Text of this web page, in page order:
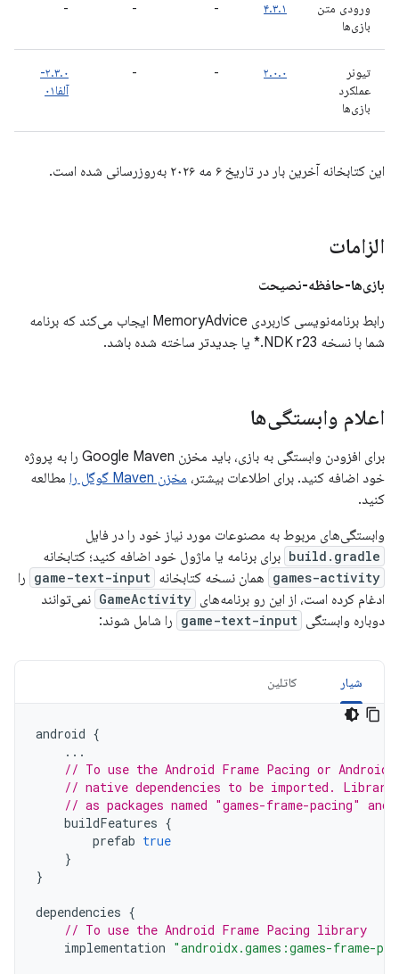
ورودی متن
بازی‌ها
۴.۳.۱ -
-
-
تیونر
عملکرد
بازی‌ها
۲.۰.۰ -
-
۲.۳.۰-
آلفا۰۱
این کتابخانه آخرین بار در تاریخ ۶ مه ۲۰۲۶ به‌روزرسانی شده است.
الزامات
بازی‌ها-حافظه-نصیحت
رابط برنامه‌نویسی کاربردی MemoryAdvice ایجاب می‌کند که برنامه
شما با نسخه NDK r23.* یا جدیدتر ساخته شده باشد.
اعلام وابستگی‌ها
برای افزودن وابستگی به بازی، باید مخزن Google Maven را به پروژه
خود اضافه کنید. برای اطلاعات بیشتر، مخزن Maven گوگل را
مطالعه
کنید.
وابستگی‌های مربوط به مصنوعات مورد نیاز خود را در فایل
build.gradle برای برنامه یا ماژول خود اضافه کنید؛ کتابخانه
games-activity همان نسخه کتابخانه game-text-input را
ادغام کرده است، از این رو برنامه‌های GameActivity نمی‌توانند
دوباره وابستگی game-text-input را شامل شوند:
شیار کاتلین
android {
...
// To use the Android Frame Pacing or
// native dependencies to be imported.
// as packages named "games-frame-pacing"
buildFeatures {
prefab true
}
}
dependencies {
// To use the Android Frame Pacing library
implementation "androidx.games:games-frame-